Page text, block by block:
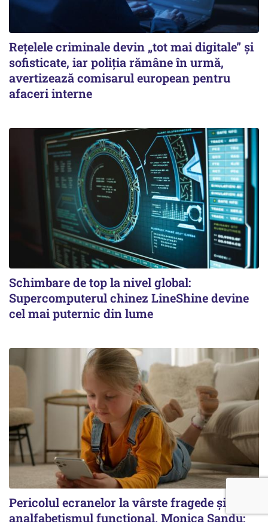
Rețelele criminale devin „tot mai digitale” și
sofisticate, iar poliția rămâne în urmă,
avertizează comisarul european pentru
afaceri interne
Schimbare de top la nivel global:
Supercomputerul chinez LineShine devine
cel mai puternic din lume
Pericolul ecranelor la vârste fragede și
analfabetismul funcțional. Monica Sandu: